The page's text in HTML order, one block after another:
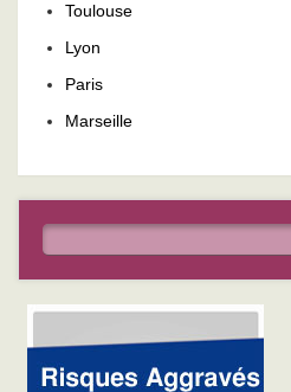
Toulouse
Lyon
Paris
Marseille